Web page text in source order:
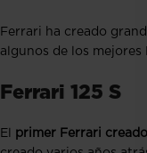
Ferrari ha creado
algunos de los mejores
Ferrari 125 S
El primer Ferrari